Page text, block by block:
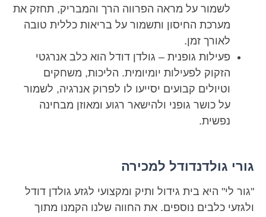
לשמור על מראה הפרווה הרך והמבריק, תחזק את
מערכת החיסון ותשמור על בריאות כללית טובה
לאורך זמן.
פעילות גופנית – גולדן דודל הוא כלב אנרגטי
הזקוק לפעילות יומיומית. הליכות, משחקים
וטיולים קבועים יסייעו לו לפרוק אנרגיה, לשמור
על כושר גופני ולהישאר רגוע ומאוזן מבחינה
נפשית.
גורי גולדנדודל למכירה
"גור לי" היא בית גידול ותיק ומקצועי לגזע גולדן דודל
ולגזעי כלבים נוספים. את החווה שלנו הקמנו מתוך